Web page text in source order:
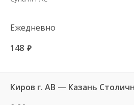
Ежедневно
148 руб.
Киров г. АВ — Казань